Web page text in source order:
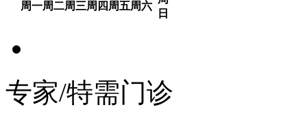
周一周二周三周四 周五周六
日
专家/特需门诊